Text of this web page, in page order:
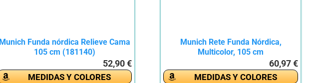
Munich Funda nórdica Relieve Cama
105 cm (181140)
52,90 €
MEDIDAS Y COLORES
Munich Rete Funda Nórdica,
Multicolor, 105 cm
60,97 €
MEDIDAS Y COLORES